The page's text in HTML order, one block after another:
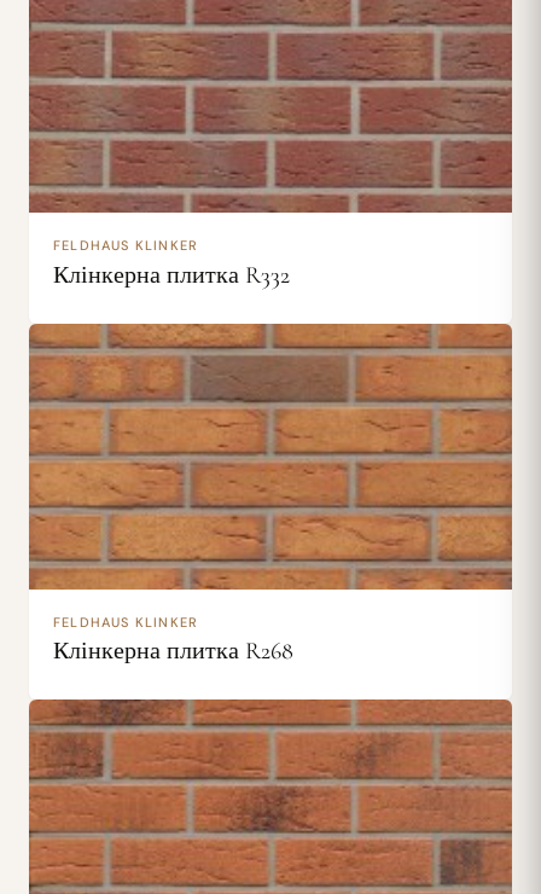
FELDHAUS KLINKER
Клінкерна плитка R332
FELDHAUS KLINKER
Клінкерна плитка R268